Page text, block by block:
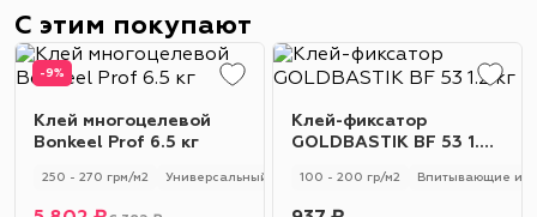
С этим покупают
-9%
Клей многоцелевой
Bonkeel Prof 6.5 кг
250 - 270 грм/м2 Универсальный 250 - 270 гр/м2
Клей-фиксатор
GOLDBASTIK BF 53 1.2
100 - 200 гр/м2 Впитывающие и